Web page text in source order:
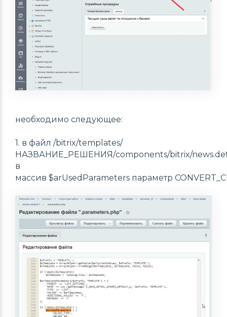
необходимо следующее:
1. в файл /bitrix/templates/
НАЗВАНИЕ_РЕШЕНИЯ/components/bitrix/
в
массив $arUsedParameters параметр